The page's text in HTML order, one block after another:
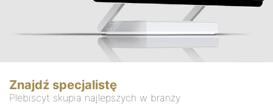
Znajdź specjalistę
Plebiscyt skupia najlepszych w branży